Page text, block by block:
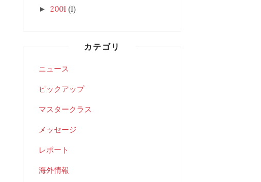
► 2001 (1)
カテゴリ
ニュース
ピックアップ
マスタークラス
メッセージ
レポート
海外情報